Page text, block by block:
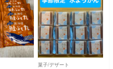
菓子/デザート